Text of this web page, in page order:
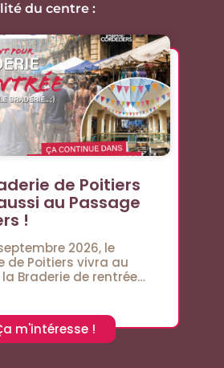
du centre :
de Poitiers
au Passage
!
2026, le
de Poitiers vivra au
Braderie de rentrée…
m'intéresse !